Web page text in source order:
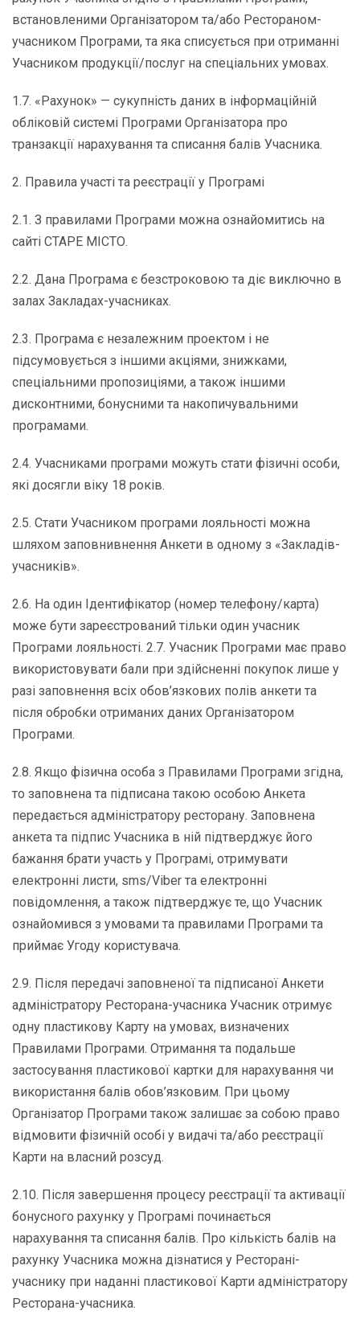
встановленими Організатором та/або Рестораном-
учасником Програми, та яка списується при отриманні
Учасником продукції/послуг на спеціальних умовах.
1.7. «Рахунок» — сукупність даних в інформаційній
обліковій системі Програми Організатора про
транзакції нарахування та списання балів Учасника.
2. Правила участі та реєстрації у Програмі
2.1. З правилами Програми можна ознайомитись на
сайті СТАРЕ МІСТО.
2.2. Дана Програма є безстроковою та діє виключно в
залах Закладах-учасниках.
2.3. Програма є незалежним проектом і не
підсумовується з іншими акціями, знижками,
спеціальними пропозиціями, а також іншими
дисконтними, бонусними та накопичувальними
програмами.
2.4. Учасниками програми можуть стати фізичні особи,
які досягли віку 18 років.
2.5. Стати Учасником програми лояльності можна
шляхом заповнивнення Анкети в одному з «Закладів-
учасників».
2.6. На один Ідентифікатор (номер телефону/карта)
може бути зареєстрований тільки один учасник
Програми лояльності. 2.7. Учасник Програми має право
використовувати бали при здійсненні покупок лише у
разі заповнення всіх обов’язкових полів анкети та
після обробки отриманих даних Організатором
Програми.
2.8. Якщо фізична особа з Правилами Програми згідна,
то заповнена та підписана такою особою Анкета
передається адміністратору ресторану. Заповнена
анкета та підпис Учасника в ній підтверджує його
бажання брати участь у Програмі, отримувати
електронні листи, sms/Viber та електронні
повідомлення, а також підтверджує те, що Учасник
ознайомився з умовами та правилами Програми та
приймає Угоду користувача.
2.9. Після передачі заповненої та підписаної Анкети
адміністратору Ресторана-учасника Учасник отримує
одну пластикову Карту на умовах, визначених
Правилами Програми. Отримання та подальше
застосування пластикової картки для нарахування чи
використання балів обов’язковим. При цьому
Організатор Програми також залишає за собою право
відмовити фізичній особі у видачі та/або реєстрації
Карти на власний розсуд.
2.10. Після завершення процесу реєстрації та активації
бонусного рахунку у Програмі починається
нарахування та списання балів. Про кількість балів на
рахунку Учасника можна дізнатися у Ресторані-
учаснику при наданні пластикової Карти адміністратору
Ресторана-учасника.